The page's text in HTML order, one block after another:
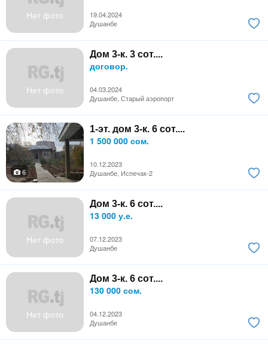
Нет фото
19.04.2024
Душанбе
Нет фото
Дом 3-к. 3 сот....
договор.
04.03.2024
Душанбе, Старый аэропорт
1-эт. дом 3-к. 6 сот....
1 500 000 сом.
10.12.2023
6
Душанбе, Испечак-2
Нет фото
Дом 3-к. 6 сот....
13 000 у.е.
07.12.2023
Душанбе
Нет фото
Дом 3-к. 6 сот....
130 000 сом.
04.12.2023
Душанбе